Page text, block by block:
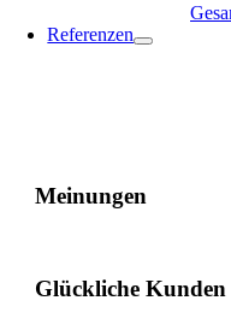
Referenzen
Meinungen
Glückliche Kunden